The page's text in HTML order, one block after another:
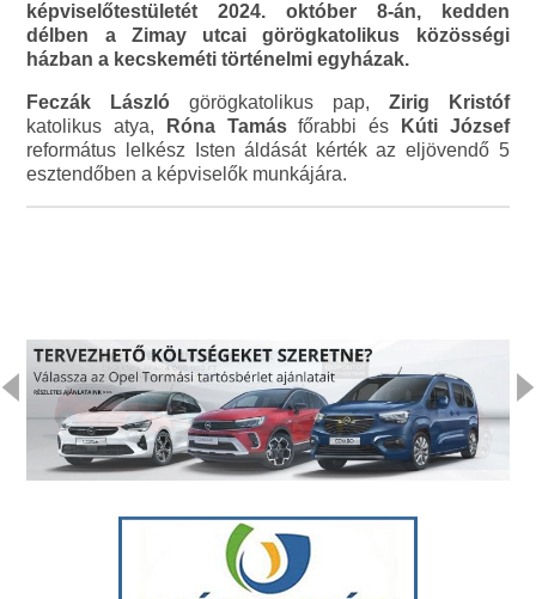
képviselőtestületét 2024. október 8-án, kedden
délben a Zimay utcai görögkatolikus közösségi
házban a kecskeméti történelmi egyházak.
Feczák László görögkatolikus pap, Zirig Kristóf
katolikus atya,
Róna Tamásfőrabbi és
Kúti József
református lelkész Isten áldását kérték az eljövendő 5
esztendőben a képviselők munkájára.